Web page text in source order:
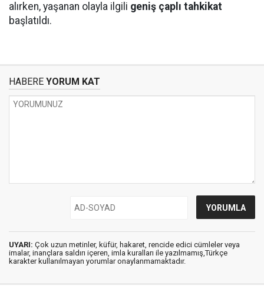
alırken, yaşanan olayla ilgili geniş çaplı tahkikat
başlatıldı.
HABERE YORUM KAT
UYARI: Çok uzun metinler, küfür, hakaret, rencide edici cümleler veya
imalar, inançlara saldırı içeren, imla kuralları ile yazılmamış,Türkçe
karakter kullanılmayan yorumlar onaylanmamaktadır.